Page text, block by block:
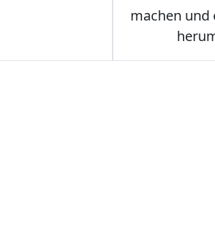
machen